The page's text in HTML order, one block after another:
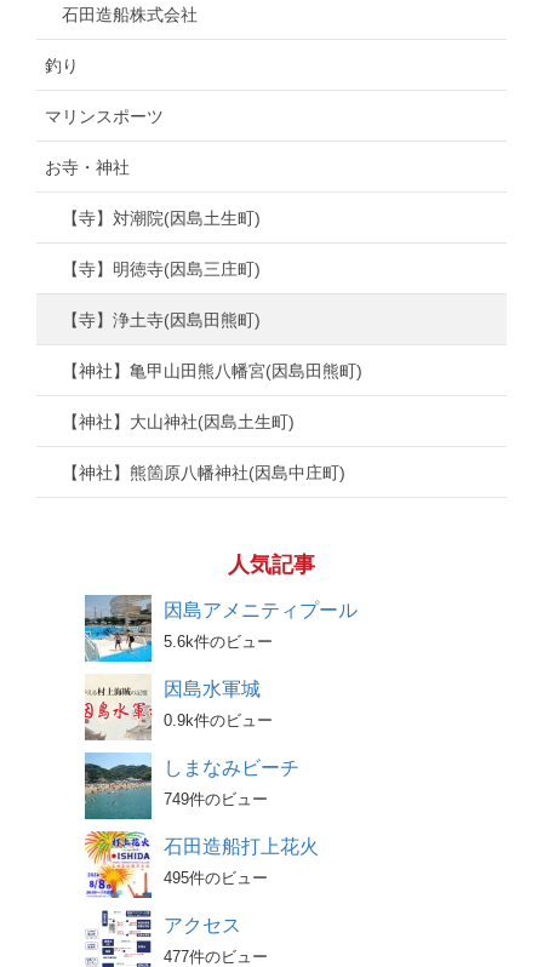
石田造船株式会社
釣り
マリンスポーツ
お寺・神社
【寺】対潮院(因島土生町)
【寺】明徳寺(因島三庄町)
【寺】浄土寺(因島田熊町)
【神社】亀甲山田熊八幡宮(因島田熊町)
【神社】大山神社(因島土生町)
【神社】熊箇原八幡神社(因島中庄町)
人気記事
因島アメニティプール
5.6k件のビュー
因島水軍城
0.9k件のビュー
しまなみビーチ
749件のビュー
石田造船打上花火
495件のビュー
アクセス
477件のビュー